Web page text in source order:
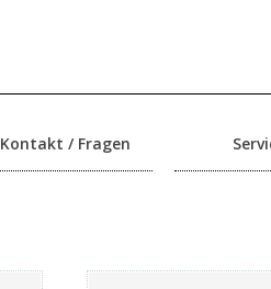
Kontakt / Fragen